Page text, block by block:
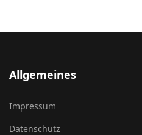
Allgemeines
Impressum
Datenschutz